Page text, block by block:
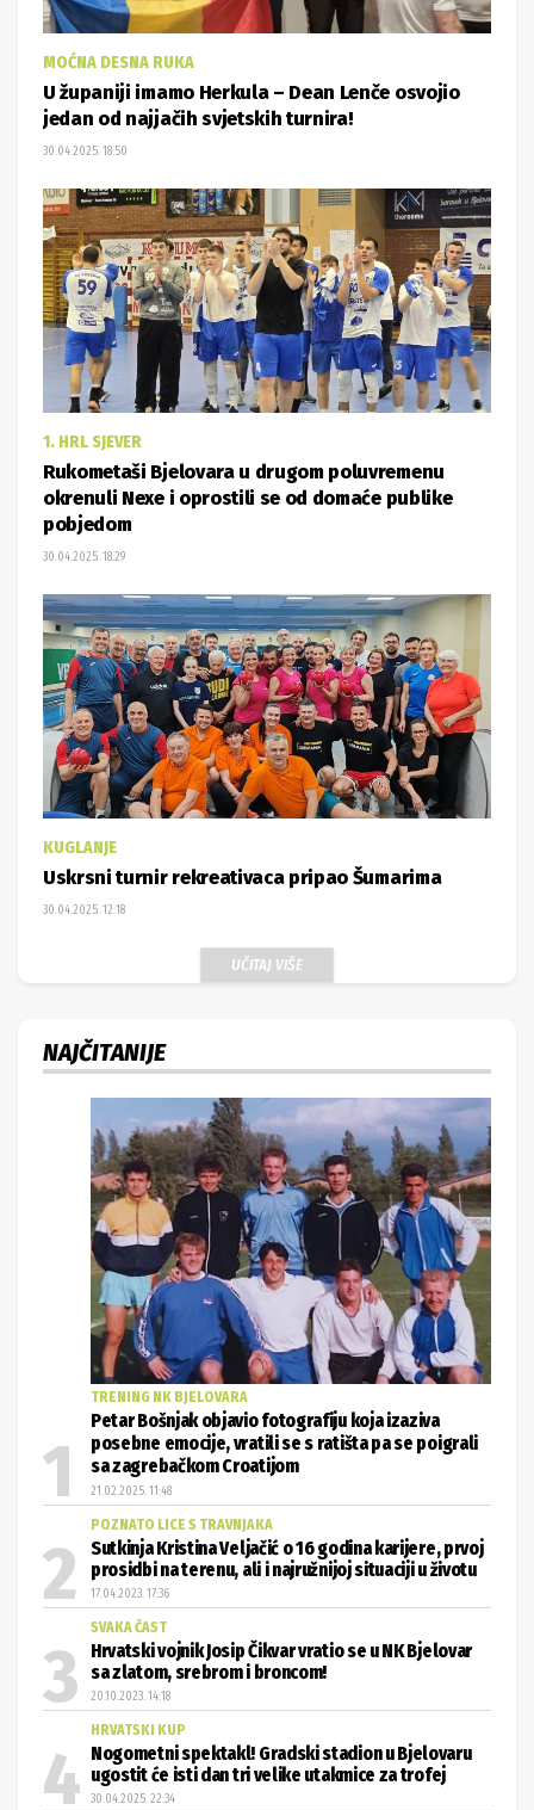
MOĆNA DESNA RUKA
U županiji imamo Herkula – Dean Lenče osvojio
jedan od najjačih svjetskih turnira!
30.04.2025. 18:50
1. HRL SJEVER
Rukometaši Bjelovara u drugom poluvremenu
okrenuli Nexe i oprostili se od domaće publike
pobjedom
30.04.2025. 18:29
KUGLANJE
Uskrsni turnir rekreativaca pripao Šumarima
30.04.2025. 12:18
UČITAJ VIŠE
NAJČITANIJE
TRENING NK BJELOVARA
Petar Bošnjak objavio fotografiju koja izaziva
posebne emocije, vratili se s ratišta pa se poigrali
sa zagrebačkom Croatijom
21.02.2025. 11:48
POZNATO LICE S TRAVNJAKA
Sutkinja Kristina Veljačić o 16 godina karijere, prvoj
prosidbi na terenu, ali i najružnijoj situaciji u životu
17.04.2023. 17:36
SVAKA ČAST
Hrvatski vojnik Josip Čikvar vratio se u NK Bjelovar
sa zlatom, srebrom i broncom!
20.10.2023. 14:18
HRVATSKI KUP
Nogometni spektakl! Gradski stadion u Bjelovaru
ugostit će isti dan tri velike utakmice za trofej
30.04.2025. 22:34